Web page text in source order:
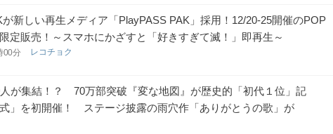
が新しい再生メディア「PlayPASS PAK」採用！12/20-25開催のPOP
定販売！～スマホにかざすと「好きすぎて滅！」即再生～
00分 レコチョク
が集結！？ 70万部突破『変な地図』が歴史的「初代１位」記
」を初開催！ ステージ披露の雨穴作「ありがとうの歌」が